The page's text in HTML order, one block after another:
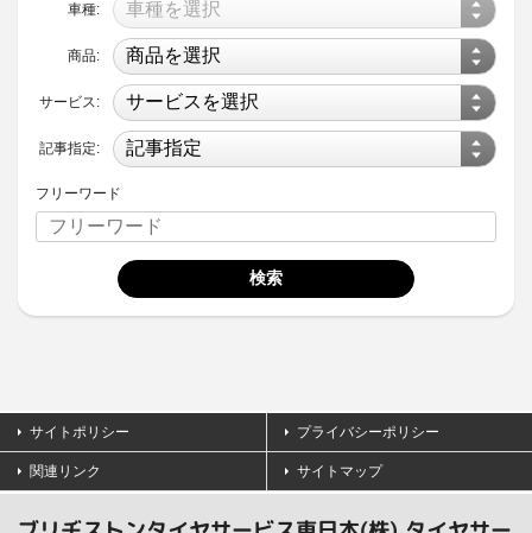
車種:
商品:
サービス:
記事指定:
フリーワード
サイトポリシー プライバシーポリシー
関連リンク サイトマップ